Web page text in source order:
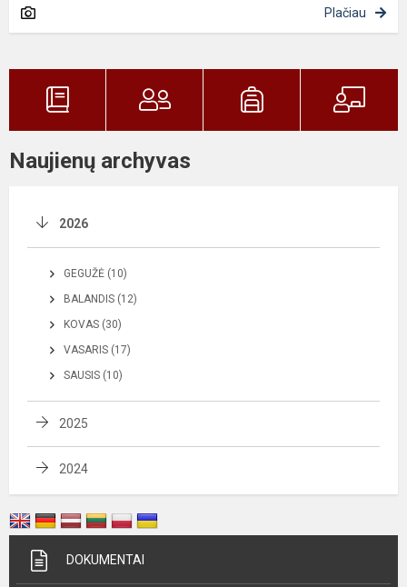
Plačiau
Naujienų archyvas
2026
GEGUŽĖ (10)
BALANDIS (12)
KOVAS (30)
VASARIS (17)
SAUSIS (10)
2025
2024
DOKUMENTAI